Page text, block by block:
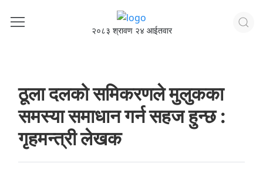
२०८३ श्रावण २४ आईतवार
ठूला दलको समिकरणले मुलुकका
समस्या समाधान गर्न सहज हुन्छ :
गृहमन्त्री लेखक